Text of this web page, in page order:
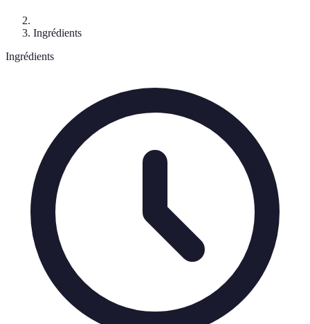
Ingrédients
Ingrédients